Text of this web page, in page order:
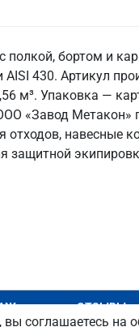
бортом и
430. Артикул
м³. Упаковка —
«Завод
навесные
защитной
ОТЗЫВЫ
соглашаетесь на